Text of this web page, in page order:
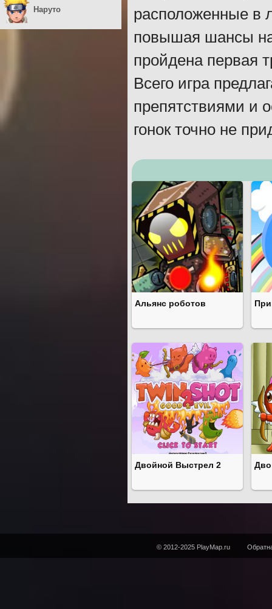
расположенные в
повышая шансы
пройдена первая
Всего игра
препятствиями и
гонок точно не
Альянс роботов
Двойной Выстрел 2
Наруто
© 2012-2025 PlayMap.ru